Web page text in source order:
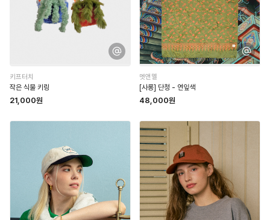
키프터치
작은 식물 키링
21,000원
멧앤멜
[사롱] 단청 - 연잎색
48,000원